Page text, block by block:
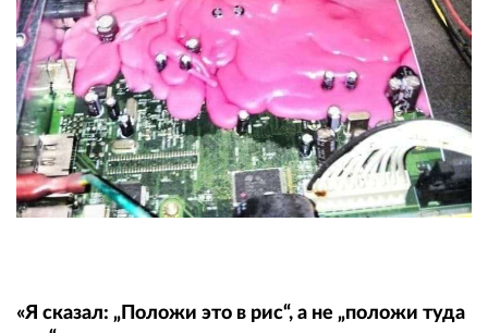
«Я сказал: „Положи это в рис“, а не „положи туда